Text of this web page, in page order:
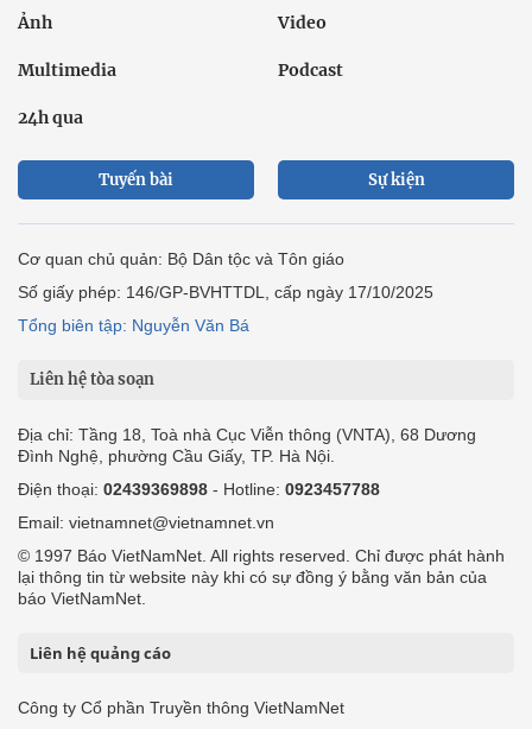
Ảnh Video
Multimedia Podcast
24h qua
Tuyến bài Sự kiện
Cơ quan chủ quản: Bộ Dân tộc và Tôn giáo
Số giấy phép: 146/GP-BVHTTDL, cấp ngày 17/10/2025
Tổng biên tập: Nguyễn Văn Bá
Liên hệ tòa soạn
Địa chỉ: Tầng 18, Toà nhà Cục Viễn thông (VNTA), 68 Dương
Đình Nghệ, phường Cầu Giấy, TP. Hà Nội.
Điện thoại: 02439369898 - Hotline: 0923457788
Email: vietnamnet@vietnamnet.vn
© 1997 Báo VietNamNet. All rights reserved. Chỉ được phát hành
lại thông tin từ website này khi có sự đồng ý bằng văn bản của
báo VietNamNet.
Liên hệ quảng cáo
Công ty Cổ phần Truyền thông VietNamNet